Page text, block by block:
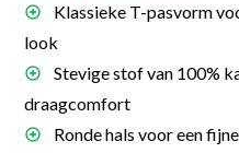
Klassieke T-pasvorm
look
Stevige stof van 100%
draagcomfort
Ronde hals voor een